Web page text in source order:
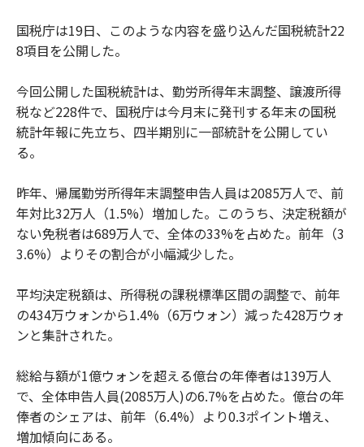
国税庁は19日、このような内容を盛り込んだ国税統計22
8項目を公開した。
今回公開した国税統計は、勤労所得年末調整、譲渡所得
税など228件で、国税庁は今月末に発刊する年末の国税
統計年報に先立ち、四半期別に一部統計を公開してい
る。
昨年、帰属勤労所得年末調整申告人員は2085万人で、前
年対比32万人（1.5%）増加した。このうち、決定税額が
ない免税者は689万人で、全体の33%を占めた。前年（3
3.6%）よりその割合が小幅減少した。
平均決定税額は、所得税の課税標準区間の調整で、前年
の434万ウォンから1.4%（6万ウォン）減った428万ウォ
ンと集計された。
総給与額が1億ウォンを超える億台の年俸者は139万人
で、全体申告人員(2085万人)の6.7%を占めた。億台の年
俸者のシェアは、前年（6.4%）より0.3ポイント増え、
増加傾向にある。